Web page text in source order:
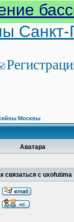
Санкт-
Москвы
Аватара
связаться с uxofutima